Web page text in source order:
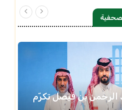
الرحمن بن فيصل تكرّم